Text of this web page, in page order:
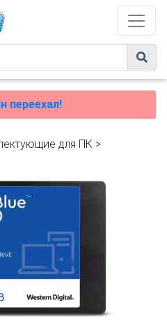
переехал!
для ПК >